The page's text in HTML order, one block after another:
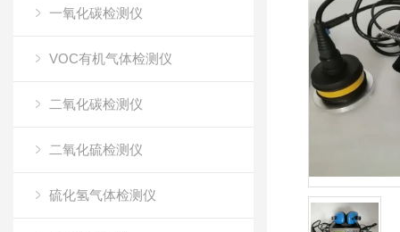
一氧化碳检测仪
VOC有机气体检测仪
二氧化碳检测仪
二氧化硫检测仪
硫化氢气体检测仪